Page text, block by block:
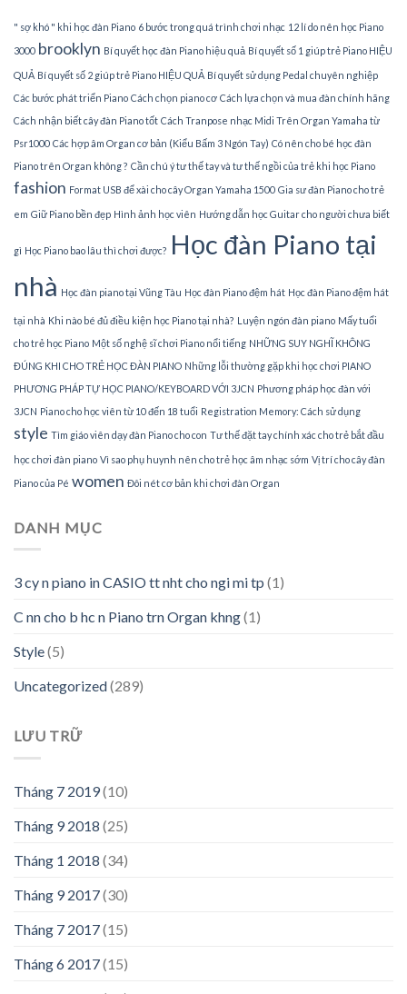
" sợ khó " khi học đàn Piano 6 bước trong quá trình chơi nhạc 12 lí do nên học Piano
3000 brooklyn Bí quyết học đàn Piano hiệu quả Bí quyết số 1 giúp trẻ Piano HIỆU
QUẢ Bí quyết số 2 giúp trẻ Piano HIỆU QUẢ Bí quyết sử dụng Pedal chuyên nghiệp
Các bước phát triển Piano Cách chọn piano cơ Cách lựa chọn và mua đàn chính hãng
Cách nhận biết cây đàn Piano tốt Cách Tranpose nhạc Midi Trên Organ Yamaha từ
Psr1000 Các hợp âm Organ cơ bản (Kiểu Bấm 3 Ngón Tay) Có nên cho bé học đàn
Piano trên Organ không ? Cần chú ý tư thế tay và tư thế ngồi của trẻ khi học Piano
fashion Format USB để xài cho cây Organ Yamaha 1500 Gia sư đàn Piano cho trẻ
em Giữ Piano bền đẹp Hình ảnh học viên Hướng dẫn học Guitar cho người chưa biết
gì Học Piano bao lâu thì chơi được? Học đàn Piano tại
nhà Học đàn piano tại Vũng Tàu Học đàn Piano đệm hát Học đàn Piano đệm hát
tại nhà Khi nào bé đủ điều kiện học Piano tại nhà? Luyện ngón đàn piano Mấy tuổi
cho trẻ học Piano Một số nghệ sĩ chơi Piano nổi tiếng NHỮNG SUY NGHĨ KHÔNG
ĐÚNG KHI CHO TRẺ HỌC ĐÀN PIANO Những lỗi thường gặp khi học chơi PIANO
PHƯƠNG PHÁP TỰ HỌC PIANO/KEYBOARD VỚI 3JCN Phương pháp học đàn với
3JCN Piano cho học viên từ 10 đến 18 tuổi Registration Memory: Cách sử dụng
style Tìm giáo viên dạy đàn Piano cho con Tư thế đặt tay chính xác cho trẻ bắt đầu
học chơi đàn piano Vì sao phụ huynh nên cho trẻ học âm nhạc sớm Vị trí cho cây đàn
Piano của Pé women Đôi nét cơ bản khi chơi đàn Organ
DANH MỤC
3 cy n piano in CASIO tt nht cho ngi mi tp (1)
C nn cho b hc n Piano trn Organ khng(1)
Style(5)
Uncategorized(289)
LƯU TRỮ
Tháng 7 2019(10)
Tháng 9 2018 (25)
Tháng 1 2018 (34)
Tháng 9 2017(30)
Tháng 7 2017(15)
Tháng 6 2017(15)